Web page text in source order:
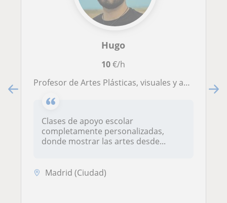
Hugo
10€/h
Profesor de Artes Plásticas, visuales y audiovisuales. Graduado en Bellas Artes y Máster de Profesorado de ESO y Bachillerato.
Clases de apoyo escolar
completamente personalizadas,
donde mostrar las artes desde...
Madrid (Ciudad)